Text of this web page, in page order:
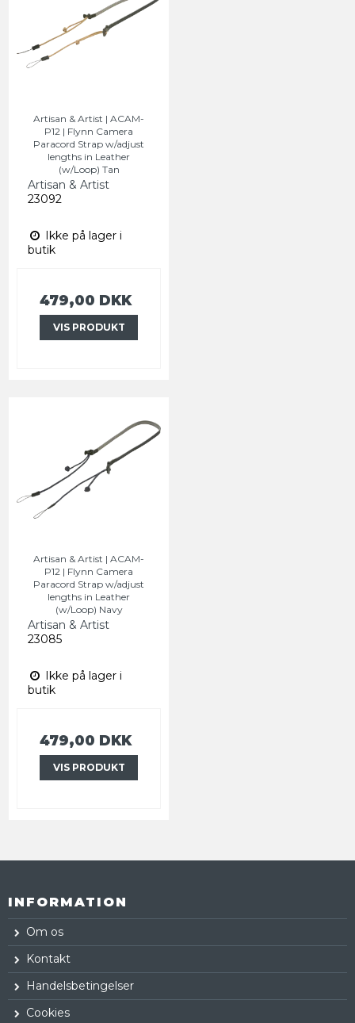
Artisan & Artist | ACAM-
P12 | Flynn Camera
Paracord Strap w/adjust
lengths in Leather
(w/Loop) Tan
Artisan & Artist
23092
Ikke på lager i
butik
479,00 DKK
VIS PRODUKT
Artisan & Artist | ACAM-
P12 | Flynn Camera
Paracord Strap w/adjust
lengths in Leather
(w/Loop) Navy
Artisan & Artist
23085
Ikke på lager i
butik
479,00 DKK
VIS PRODUKT
INFORMATION
Om os
Kontakt
Handelsbetingelser
Cookies